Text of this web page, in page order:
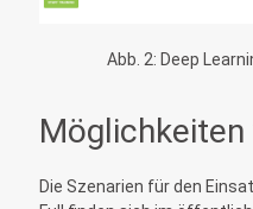
Abb. 2: Deep
Die Szenarien für den